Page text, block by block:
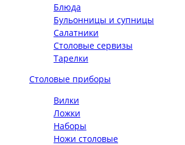
Блюда
Бульонницы и супницы
Салатники
Столовые сервизы
Тарелки
Столовые приборы
Вилки
Ложки
Наборы
Ножи столовые